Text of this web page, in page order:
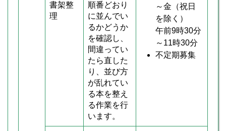
書架整
理
順番どおり
に並んでい
るかどうか
を確認し、
間違ってい
たら直した
り、並び方
が乱れてい
る本を整え
る作業を行
います。
～金（祝日
を除く）
午前9時30分
～11時30分
不定期募集